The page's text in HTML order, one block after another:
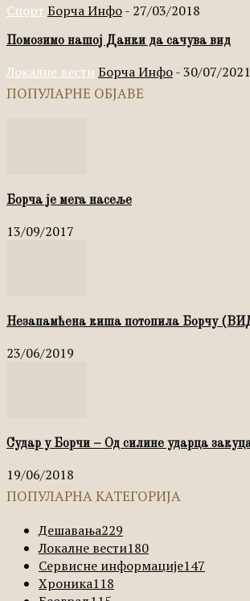
Спорт Борча Инфо- 27/03/2018
Помозимо нашој Данки да сачува вид
Локалне вести Борча Инфо-30/07/2021
ПОПУЛАРНЕ ОБЈАВЕ
Борча је мега насеље
13/09/2017
Незапамћена киша потопила Борчу
23/06/2019
Судар у Борчи – Од силине ударца
19/06/2018
ПОПУЛАРНА КАТЕГОРИЈА
Дешавања229
Локалне вести180
Сервисне информације147
Хроника118